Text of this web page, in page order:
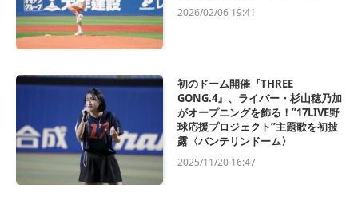
2026/02/06 19:41
初のドーム開催『THREE
GONG.4』、ライバー・杉山穂乃加
がオープニングを飾る！”17LIVE野
球応援プロジェクト”主題歌を初披
露〈バンテリンドーム〉
2025/11/20 16:47